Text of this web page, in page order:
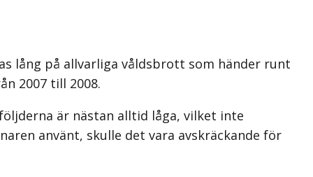
lång på allvarliga våldsbrott som händer runt
2007 till 2008.
är nästan alltid låga, vilket inte
använt, skulle det vara avskräckande för